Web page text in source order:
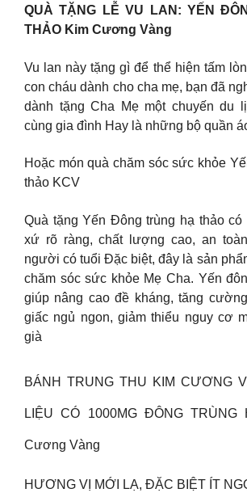
QUÀ TẶNG LỄ VU LAN: YẾN
THẢO Kim Cương Vàng
Vu lan này tặng gì để thể hiện tấm
con cháu dành cho cha mẹ, bạn đã
dành tặng Cha Mẹ một chuyến du
cùng gia đình Hay là những bộ quần
Hoặc món quà chăm sóc sức khỏe
thảo KCV
Quà tặng Yến Đông trùng hạ thảo có
xứ rõ ràng, chất lượng cao, an
người có tuổi Đặc biệt, đây là sản
chăm sóc sức khỏe Mẹ Cha. Yến
giúp nâng cao đề kháng, tăng
giấc ngủ ngon, giảm thiểu nguy cơ
già
BÁNH TRUNG THU KIM CƯƠNG
LIỆU CÓ 1000MG ĐÔNG TRÙNG
Cương Vàng
HƯƠNG VỊ MỚI LẠ, ĐẶC BIỆT ÍT